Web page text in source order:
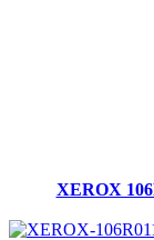
XEROX